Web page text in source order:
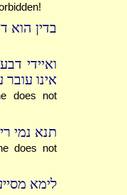
בדין הוא
ואיידי
אינו
does not
תנא נמי
does not
לימא